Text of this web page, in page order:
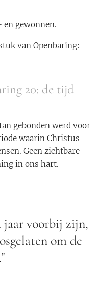
en gewonnen.
van Openbaring:
20: de tijd
gebonden werd voor
waarin Christus
Geen zichtbare
in ons hart.
jaar voorbij zijn,
om de